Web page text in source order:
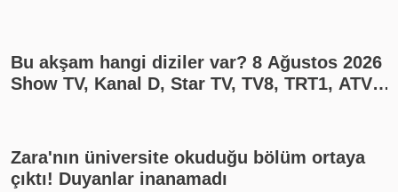
Bu akşam hangi diziler var? 8 Ağustos 2026
Show TV, Kanal D, Star TV, TV8, TRT1, ATV
Zara'nın üniversite okuduğu bölüm ortaya
çıktı! Duyanlar inanamadı